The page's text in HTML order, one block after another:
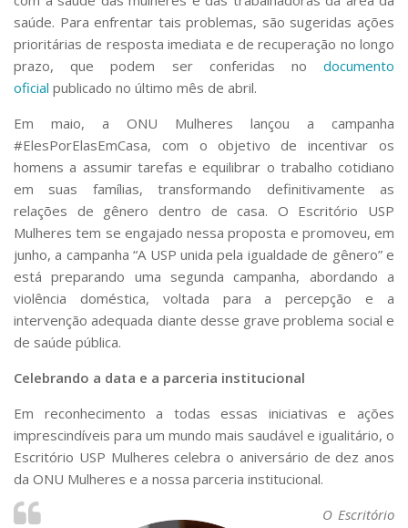
saúde. Para enfrentar tais problemas, são sugeridas ações
prioritárias de resposta imediata e de recuperação no longo
prazo, que podem ser conferidas no documento
oficial publicado no último mês de abril.
Em maio, a ONU Mulheres lançou a campanha
#ElesPorElasEmCasa, com o objetivo de incentivar os
homens a assumir tarefas e equilibrar o trabalho cotidiano
em suas famílias, transformando definitivamente as
relações de gênero dentro de casa. O Escritório USP
Mulheres tem se engajado nessa proposta e promoveu, em
junho, a campanha “A USP unida pela igualdade de gênero” e
está preparando uma segunda campanha, abordando a
violência doméstica, voltada para a percepção e a
intervenção adequada diante desse grave problema social e
de saúde pública.
Celebrando a data e a parceria institucional
Em reconhecimento a todas essas iniciativas e ações
imprescindíveis para um mundo mais saudável e igualitário, o
Escritório USP Mulheres celebra o aniversário de dez anos
da ONU Mulheres e a nossa parceria institucional.
O Escritório